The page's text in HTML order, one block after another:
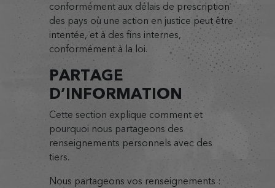
conformément aux délais de prescription
des pays où une action en justice peut être
intentée, et à des fins internes,
conformément à la loi.
PARTAGE
D’INFORMATION
Cette section explique comment et
pourquoi nous partageons des
renseignements personnels avec des
tiers.
Nous partageons vos renseignements :